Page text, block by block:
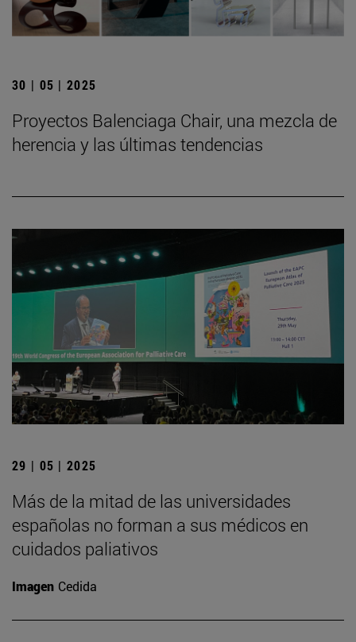
30 | 05 | 2025
Proyectos Balenciaga Chair, una mezcla de
herencia y las últimas tendencias
29 | 05 | 2025
Más de la mitad de las universidades
españolas no forman a sus médicos en
cuidados paliativos
Imagen Cedida